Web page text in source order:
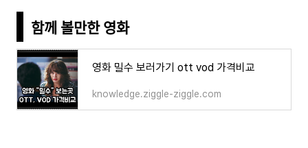
함께 볼만한 영화
영화 밀수 보러가기 ott vod 가격비교
knowledge.ziggle-ziggle.com